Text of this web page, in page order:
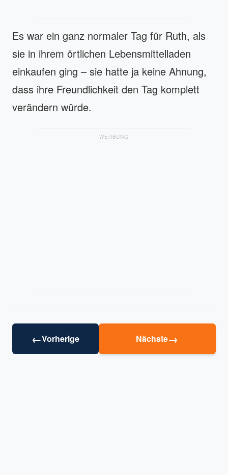
Es war ein ganz normaler Tag für Ruth, als
sie in ihrem örtlichen Lebensmittelladen
einkaufen ging – sie hatte ja keine Ahnung,
dass ihre Freundlichkeit den Tag komplett
verändern würde.
WERBUNG
←Vorherige Nächste→